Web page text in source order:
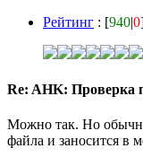
Рейтинг : [940|0
Re: AHK: Проверка
Можно так. Но
файла и заносится в